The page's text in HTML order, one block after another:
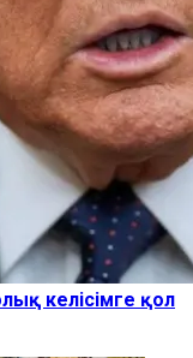
келісімге қол